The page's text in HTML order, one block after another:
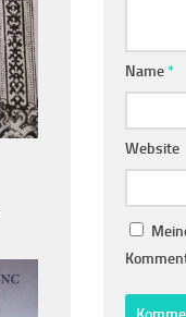
Name*
Website